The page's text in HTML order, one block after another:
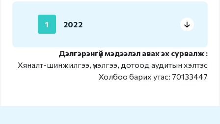
орон нутаг
харьяалал
Хүүхэд үрчлэлт
1 2022
Дэлгэрэнгүй мэдээлэл авах эх сурвалж :
Хяналт-шинжилгээ, үнэлгээ, дотоод аудитын хэлтэс
Холбоо барих утас: 70133447